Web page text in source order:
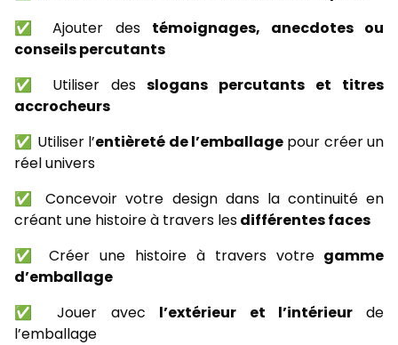
✅ Ajouter des témoignages, anecdotes ou
conseils percutants
✅ Utiliser desslogans percutants et titres
accrocheurs
✅ Utiliser l’entièreté de l’emballagepour créer un
réel univers
✅ Concevoir votre design dans la continuité en
créant une histoire à travers lesdifférentes faces
✅ Créer une histoire à travers votre gamme
d’emballage
✅ Jouer avec l’extérieur et l’intérieurde
l’emballage